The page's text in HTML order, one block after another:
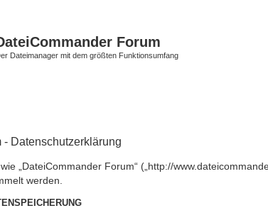
Forum
Dateimanager mit dem größten Funktionsumfang
Datenschutzerklärung
„DateiCommander Forum“ („http://
werden.